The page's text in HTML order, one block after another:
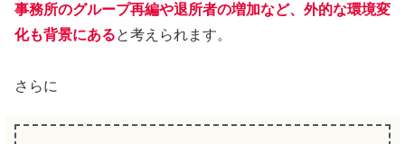
事務所のグループ再編や退所者の増加など、外的な環境変
化も背景にあると考えられます。
さらに